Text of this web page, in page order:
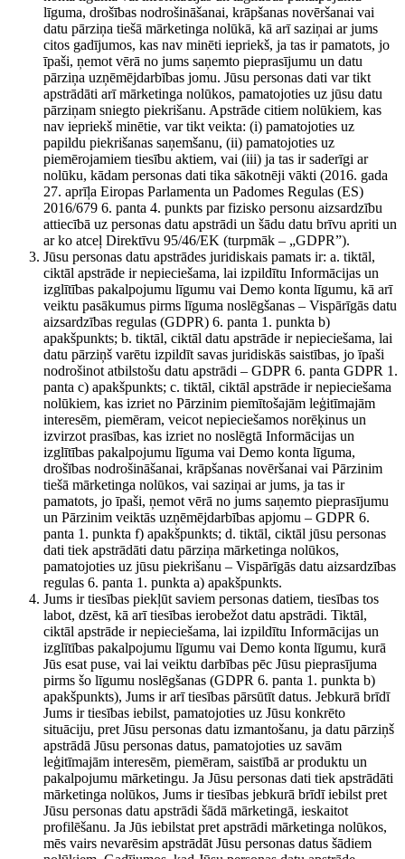
līguma, drošības nodrošināšanai, krāpšanas novēršanai vai
datu pārziņa tiešā mārketinga nolūkā, kā arī saziņai ar jums
citos gadījumos, kas nav minēti iepriekš, ja tas ir pamatots, jo
īpaši, ņemot vērā no jums saņemto pieprasījumu un datu
pārziņa uzņēmējdarbības jomu. Jūsu personas dati var tikt
apstrādāti arī mārketinga nolūkos, pamatojoties uz jūsu datu
pārziņam sniegto piekrišanu. Apstrāde citiem nolūkiem, kas
nav iepriekš minētie, var tikt veikta: (i) pamatojoties uz
papildu piekrišanas saņemšanu, (ii) pamatojoties uz
piemērojamiem tiesību aktiem, vai (iii) ja tas ir saderīgi ar
nolūku, kādam personas dati tika sākotnēji vākti (2016. gada
27. aprīļa Eiropas Parlamenta un Padomes Regulas (ES)
2016/679 6. panta 4. punkts par fizisko personu aizsardzību
attiecībā uz personas datu apstrādi un šādu datu brīvu apriti un
ar ko atceļ Direktīvu 95/46/EK (turpmāk – „GDPR”).
Jūsu personas datu apstrādes juridiskais pamats ir: a. tiktāl,
ciktāl apstrāde ir nepieciešama, lai izpildītu Informācijas un
izglītības pakalpojumu līgumu vai Demo konta līgumu, kā arī
veiktu pasākumus pirms līguma noslēgšanas – Vispārīgās datu
aizsardzības regulas (GDPR) 6. panta 1. punkta b)
apakšpunkts; b. tiktāl, ciktāl datu apstrāde ir nepieciešama, lai
datu pārziņš varētu izpildīt savas juridiskās saistības, jo īpaši
nodrošinot atbilstošu datu apstrādi – GDPR 6. panta GDPR 1.
panta c) apakšpunkts; c. tiktāl, ciktāl apstrāde ir nepieciešama
nolūkiem, kas izriet no Pārzinim piemītošajām leģitīmajām
interesēm, piemēram, veicot nepieciešamos norēķinus un
izvirzot prasības, kas izriet no noslēgtā Informācijas un
izglītības pakalpojumu līguma vai Demo konta līguma,
drošības nodrošināšanai, krāpšanas novēršanai vai Pārzinim
tiešā mārketinga nolūkos, vai saziņai ar jums, ja tas ir
pamatots, jo īpaši, ņemot vērā no jums saņemto pieprasījumu
un Pārzinim veiktās uzņēmējdarbības apjomu – GDPR 6.
panta 1. punkta f) apakšpunkts; d. tiktāl, ciktāl jūsu personas
dati tiek apstrādāti datu pārziņa mārketinga nolūkos,
pamatojoties uz jūsu piekrišanu – Vispārīgās datu aizsardzības
regulas 6. panta 1. punkta a) apakšpunkts.
Jums ir tiesības piekļūt saviem personas datiem, tiesības tos
labot, dzēst, kā arī tiesības ierobežot datu apstrādi. Tiktāl,
ciktāl apstrāde ir nepieciešama, lai izpildītu Informācijas un
izglītības pakalpojumu līgumu vai Demo konta līgumu, kurā
Jūs esat puse, vai lai veiktu darbības pēc Jūsu pieprasījuma
pirms šo līgumu noslēgšanas (GDPR 6. panta 1. punkta b)
apakšpunkts), Jums ir arī tiesības pārsūtīt datus. Jebkurā brīdī
Jums ir tiesības iebilst, pamatojoties uz Jūsu konkrēto
situāciju, pret Jūsu personas datu izmantošanu, ja datu pārziņš
apstrādā Jūsu personas datus, pamatojoties uz savām
leģitīmajām interesēm, piemēram, saistībā ar produktu un
pakalpojumu mārketingu. Ja Jūsu personas dati tiek apstrādāti
mārketinga nolūkos, Jums ir tiesības jebkurā brīdī iebilst pret
Jūsu personas datu apstrādi šādā mārketingā, ieskaitot
profilēšanu. Ja Jūs iebilstat pret apstrādi mārketinga nolūkos,
mēs vairs nevarēsim apstrādāt Jūsu personas datus šādiem